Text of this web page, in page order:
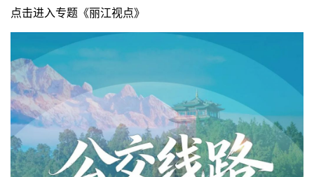
点击进入专题《丽江视点》